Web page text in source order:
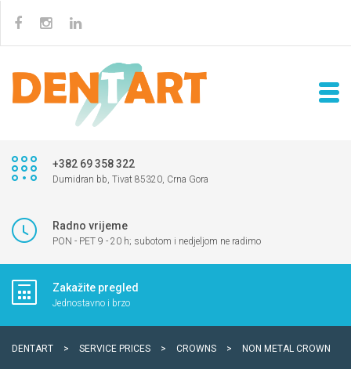
+382 69 358 322
Dumidran bb, Tivat 85320, Crna Gora
Radno vrijeme
PON - PET 9 - 20 h; subotom i nedjeljom ne radimo
Zakažite pregled
Jednostavno i brzo
DENTART > SERVICE PRICES > CROWNS > NON METAL CROWN